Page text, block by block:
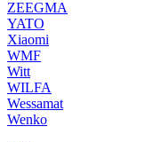
ZEEGMA
YATO
Xiaomi
WMF
Witt
WILFA
Wessamat
Wenko